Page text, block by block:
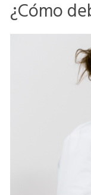
¿Cómo